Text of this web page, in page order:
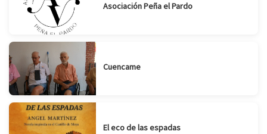
Asociación Peña el Pardo
Cuencame
El eco de las espadas